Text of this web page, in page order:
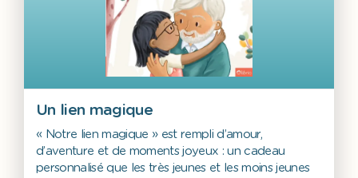
Un lien magique
« Notre lien magique » est rempli d’amour,
d’aventure et de moments joyeux : un cadeau
personnalisé que les très jeunes et les moins jeunes